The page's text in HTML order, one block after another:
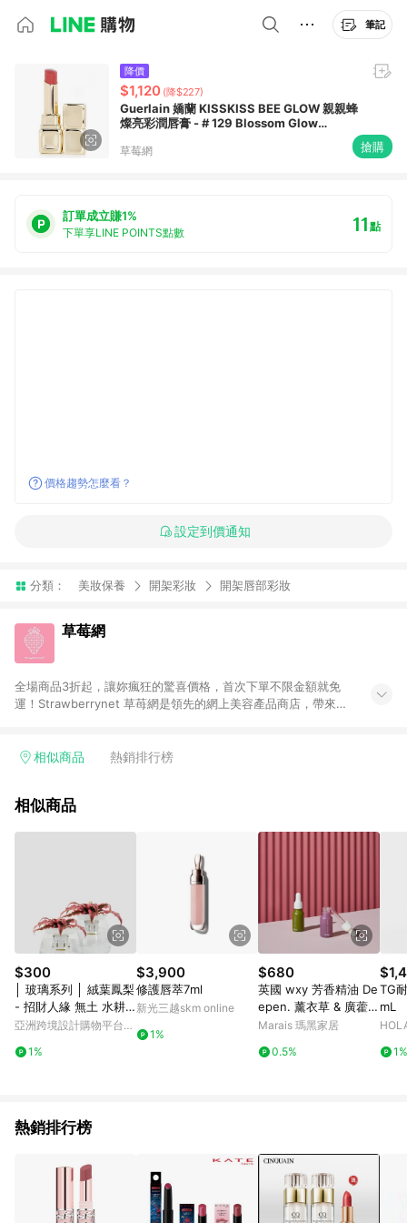
筆記
降價
$1,120 (降$227)
Guerlain 嬌蘭 KISSKISS BEE GLOW 親親蜂
燦亮彩潤唇膏 - # 129 Blossom Glow
草莓網 搶購
訂單成立賺1%
下單享LINE POINTS點數 11點
價格趨勢怎麼看？
設定到價通知
分類： 美妝保養 開架彩妝 開架唇部彩妝
草莓網
全場商品3折起，讓妳瘋狂的驚喜價格，首次下單不限金額就免
運！Strawberrynet 草苺網是領先的網上美容產品商店，帶來價
運。相似商品 熱銷排行榜
相似商品
$300
│ 玻璃系列 │ 絨葉鳳梨
- 招財人緣 無土 水耕
盆栽 自動補水
亞洲跨境設計購物平台
1%
$3,900
修護唇萃7ml
新光三越skm online
1%
$680
英國 wxy 芳香精油 De
epen. 薰衣草 & 廣藿香
15ml
Marais 瑪黑家居
0.5%
TG
mL
1%
熱銷排行榜